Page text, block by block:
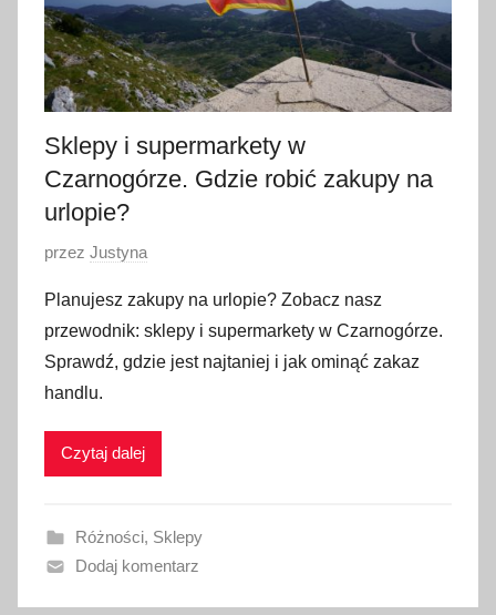
Sklepy i supermarkety w
Czarnogórze. Gdzie robić zakupy na
urlopie?
O
u
b
l
i
w
n
o
przez Justyna
Planujesz zakupy na urlopie? Zobacz nasz
przewodnik: sklepy i supermarkety w Czarnogórze.
Sprawdź, gdzie jest najtaniej i jak ominąć zakaz
handlu.
Czytaj dalej
Różności, Sklepy
Dodaj komentarz